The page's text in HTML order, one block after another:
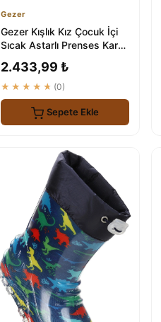
Gezer
Gezer Kışlık Kız Çocuk İçi
Sıcak Astarlı Prenses Kar
Bot Çizme
2.433,99 ₺
★★★★★ (0)
Sepete Ekle